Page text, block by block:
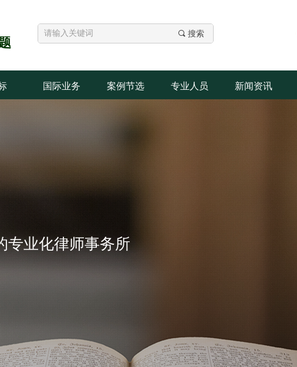
国际业务 案例节选 专业人员 新闻资讯
끠 搜索
了解更多